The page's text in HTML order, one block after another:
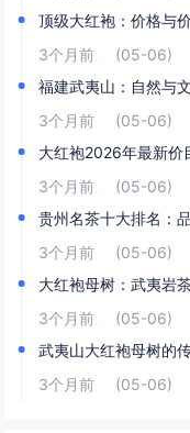
顶级大红袍：价格与
3个月前
(05-06)
福建武夷山：自然与
3个月前
(05-06)
大红袍2026年最新价
3个月前
(05-06)
贵州名茶十大排名：
3个月前
(05-06)
大红袍母树：武夷岩
3个月前
(05-06)
武夷山大红袍母树的
3个月前
(05-06)